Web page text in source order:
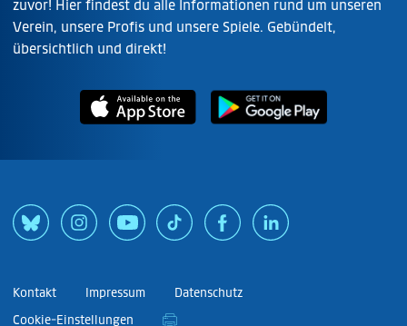
zuvor! Hier findest du alle Informationen rund um unseren
Verein, unsere Profis und unsere Spiele. Gebündelt,
übersichtlich und direkt!
Kontakt Impressum
Datenschutz
Cookie-Einstellungen